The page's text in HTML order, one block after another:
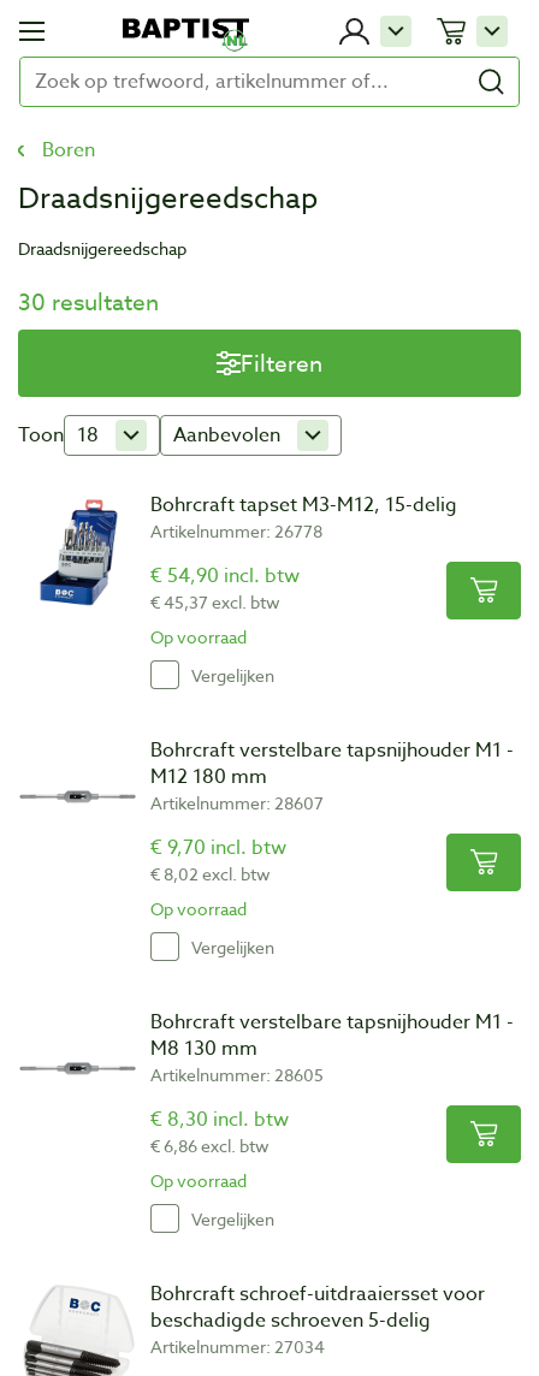
Boren
Draadsnijgereedschap
Draadsnijgereedschap
30 resultaten
Filteren
Toon 18 Aanbevolen
Bohrcraft tapset M3-M12, 15-delig
Artikelnummer: 26778
€ 54,90 incl. btw
€ 45,37 excl. btw
Op voorraad
Vergelijken
Bohrcraft verstelbare tapsnijhouder M1 -
M12 180 mm
Artikelnummer: 28607
€ 9,70 incl. btw
€ 8,02 excl. btw
Op voorraad
Vergelijken
Bohrcraft verstelbare tapsnijhouder M1 -
M8 130 mm
Artikelnummer: 28605
€ 8,30 incl. btw
€ 6,86 excl. btw
Op voorraad
Vergelijken
Bohrcraft schroef-uitdraaiersset voor
beschadigde schroeven 5-delig
Artikelnummer: 27034